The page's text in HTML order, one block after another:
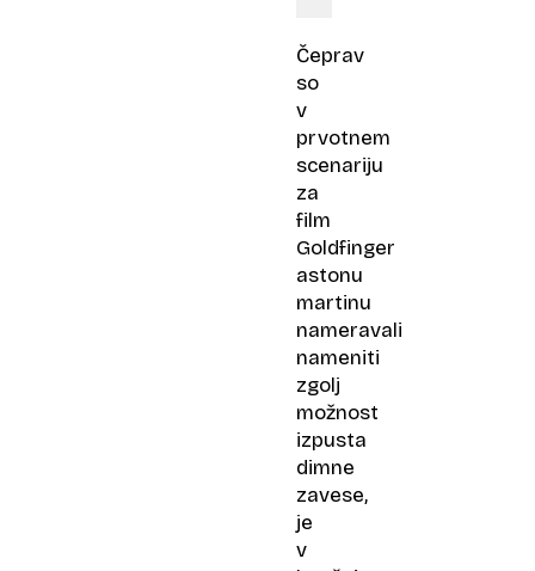
Čeprav
so
v
prvotnem
scenariju
za
film
Goldfinger
astonu
martinu
nameravali
nameniti
zgolj
možnost
izpusta
dimne
zavese,
je
v